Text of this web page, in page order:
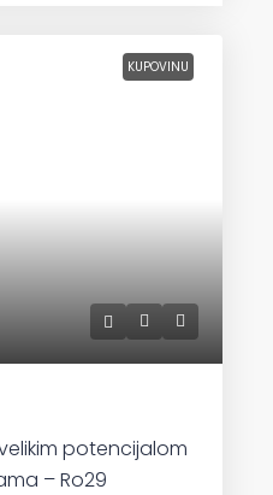
KUPOVINU
potencijalom
– Ro29